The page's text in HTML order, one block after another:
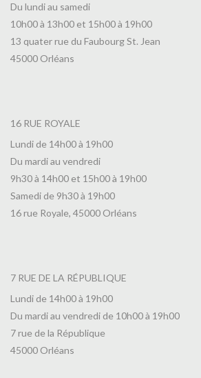
Du lundi au samedi
10h00 à 13h00 et 15h00 à 19h00
13 quater rue du Faubourg St. Jean
45000 Orléans
16 RUE ROYALE
Lundi de 14h00 à 19h00
Du mardi au vendredi
9h30 à 14h00 et 15h00 à 19h00
Samedi de 9h30 à 19h00
16 rue Royale, 45000 Orléans
7 RUE DE LA RÉPUBLIQUE
Lundi de 14h00 à 19h00
Du mardi au vendredi de 10h00 à 19h00
7 rue de la République
45000 Orléans